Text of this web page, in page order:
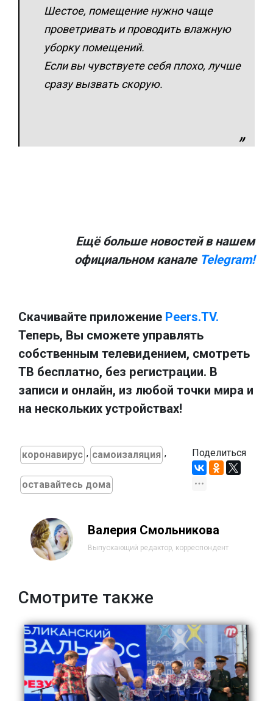
Шестое, помещение нужно чаще
проветривать и проводить влажную
уборку помещений.
Если вы чувствуете себя плохо, лучше
сразу вызвать скорую.
Ещё больше новостей в нашем
официальном канале Telegram!
Скачивайте приложение Peers.TV.
Теперь, Вы сможете управлять
собственным телевидением, смотреть
ТВ бесплатно, без регистрации. В
записи и онлайн, из любой точки мира и
на нескольких устройствах!
коронавирус , самоизаляция ,
оставайтесь дома
Поделиться
Валерия Смольникова
Выпускающий редактор, корреспондент
Смотрите также